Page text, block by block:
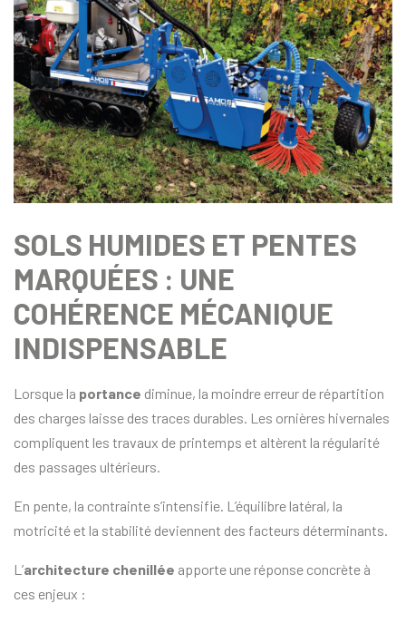
SOLS HUMIDES ET PENTES
MARQUÉES : UNE
COHÉRENCE MÉCANIQUE
INDISPENSABLE
Lorsque la portance diminue, la moindre erreur de répartition
des charges laisse des traces durables. Les ornières hivernales
compliquent les travaux de printemps et altèrent la régularité
des passages ultérieurs.
En pente, la contrainte s’intensifie. L’équilibre latéral, la
motricité et la stabilité deviennent des facteurs déterminants.
L’architecture chenillée apporte une réponse concrète à
ces enjeux :